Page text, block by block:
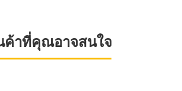
ค้าที่คุณอาจสนใจ